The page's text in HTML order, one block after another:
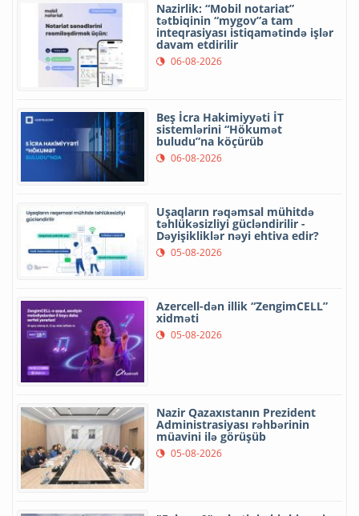
Nazirlik: “Mobil notariat”
tətbiqinin “mygov”a tam
inteqrasiyası istiqamətində işlər
davam etdirilir
06-08-2026
Beş İcra Hakimiyyəti İT
sistemlərini “Hökumət
buludu”na köçürüb
06-08-2026
Uşaqların rəqəmsal mühitdə
təhlükəsizliyi gücləndirilir -
Dəyişikliklər nəyi ehtiva edir?
05-08-2026
Azercell-dən illik “ZengimCELL”
xidməti
05-08-2026
Nazir Qazaxıstanın Prezident
Administrasiyası rəhbərinin
müavini ilə görüşüb
05-08-2026